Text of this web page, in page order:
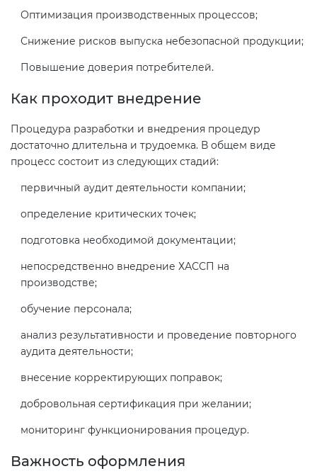
Оптимизация производственных процессов;
Снижение рисков выпуска небезопасной продукции;
Повышение доверия потребителей.
Как проходит внедрение
Процедура разработки и внедрения процедур
достаточно длительна и трудоемка. В общем виде
процесс состоит из следующих стадий:
первичный аудит деятельности компании;
определение критических точек;
подготовка необходимой документации;
непосредственно внедрение ХАССП на
производстве;
обучение персонала;
анализ результативности и проведение повторного
аудита деятельности;
внесение корректирующих поправок;
добровольная сертификация при желании;
мониторинг функционирования процедур.
Важность оформления